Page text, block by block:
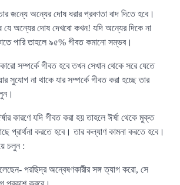
জন্যে অন্যের দোষ ধরার প্রবণতা বাদ দিতে হবে।
অন্যের দোষ দেখবো কখন! যদি অন্যের দিকে না
পারি তাহলে ৯৫% গীবত কমানো সম্ভব।
সম্পর্কে গীবত হবে তখন সেখান থেকে সরে যেতে
সুযোগ না থাকে যার সম্পর্কে গীবত করা হচ্ছে তার
কারণে যদি গীবত করা হয় তাহলে ঈর্ষা থেকে মুক্ত
প্রার্থনা করতে হবে। তার কল্যাণ কামনা করতে হবে।
চলুন :
পরছিদ্র অন্বেষণকারীর সঙ্গ ত্যাগ করো, সে